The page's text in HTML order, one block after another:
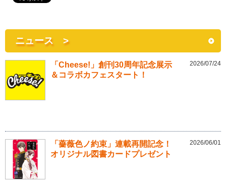
ニュース >
「Cheese!」創刊30周年記念展示
＆コラボカフェスタート！
2026/07/24
「薔薇色ノ約束」連載再開記念！
オリジナル図書カードプレゼント
2026/06/01